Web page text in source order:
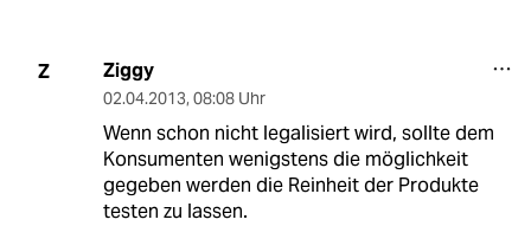
Z Ziggy
02.04.2013, 08:08 Uhr
Wenn schon nicht legalisiert wird, sollte dem
Konsumenten wenigstens die möglichkeit
gegeben werden die Reinheit der Produkte
testen zu lassen.